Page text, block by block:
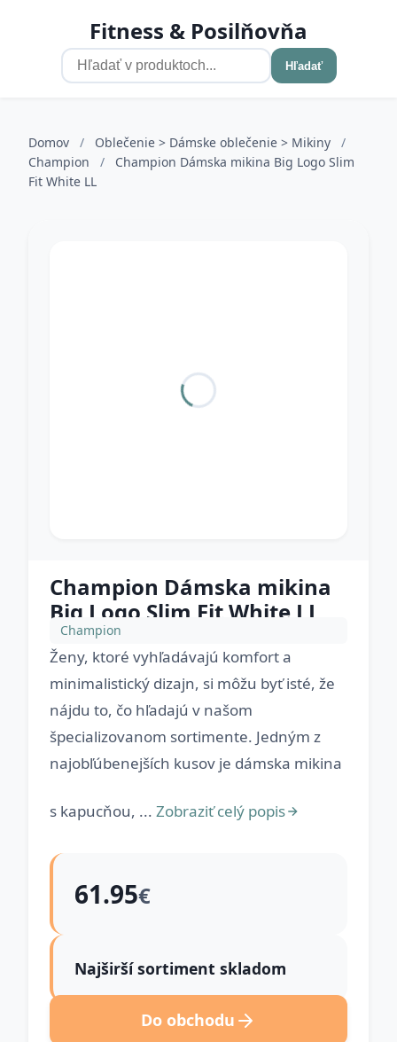
Fitness & Posilňovňa
Hľadať
Domov / Oblečenie > Dámske oblečenie > Mikiny
/
Champion
/
Champion Dámska mikina Big Logo Slim
Fit White LL
Champion Dámska mikina
Big Logo Slim Fit White LL
Champion
Ženy, ktoré vyhľadávajú komfort a
minimalistický dizajn, si môžu byť isté, že
nájdu to, čo hľadajú v našom
špecializovanom sortimente. Jedným z
najobľúbenejších kusov je dámska mikina
s kapucňou, ... Zobraziť celý popis
61.95€
Najširší sortiment skladom
Do obchodu